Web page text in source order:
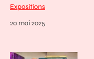
Expositions
20 mai 2025